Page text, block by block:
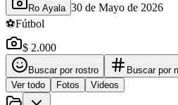
Ro Ayala 30 de Mayo de 2026
⚽Fútbol
$ 2.000
Buscar por rostro
Buscar por
Ver todo
Fotos Videos